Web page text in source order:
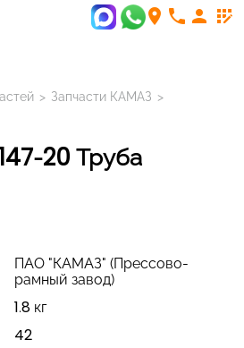
room phone person app_registration
> Запчасти КАМАЗ >
20 Труба
ПАО "КАМАЗ" (Прессово-
рамный завод)
1.8 кг
42